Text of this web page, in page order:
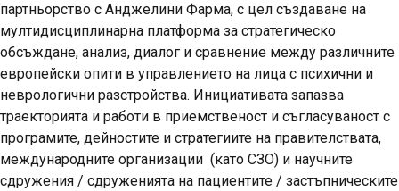
партньорство с Анджелини Фарма, с цел създаване на
мултидисциплинарна платформа за стратегическо
обсъждане, анализ, диалог и сравнение между различните
европейски опити в управлението на лица с психични и
неврологични разстройства. Инициативата запазва
траекторията и работи в приемственост и съгласуваност с
програмите, дейностите и стратегиите на правителствата,
международните организации (като СЗО) и научните
сдружения / сдруженията на пациентите / застъпническите